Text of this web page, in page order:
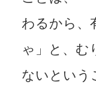
わるから、
ゃ」と、む
ないという